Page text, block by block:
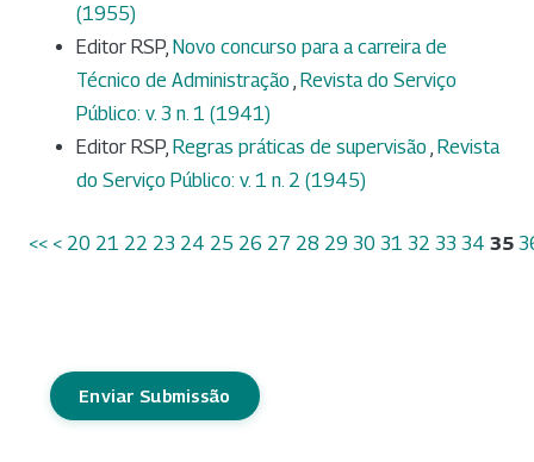
(1955)
Editor RSP, Novo concurso para a carreira de
Técnico de Administração , Revista do Serviço
Público: v. 3 n. 1 (1941)
Editor RSP, Regras práticas de supervisão , Revista
do Serviço Público: v. 1 n. 2 (1945)
<< < 20 21 22 23 24 25 26 27 28 29 30 31 32 33 34 35
Enviar Submissão